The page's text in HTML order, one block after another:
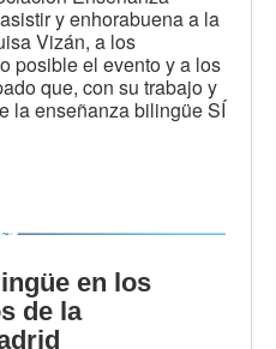
y enhorabuena a la
Vizán, a los
posible el evento y a los
que, con su trabajo y
la enseñanza bilingüe SÍ
en los
de la